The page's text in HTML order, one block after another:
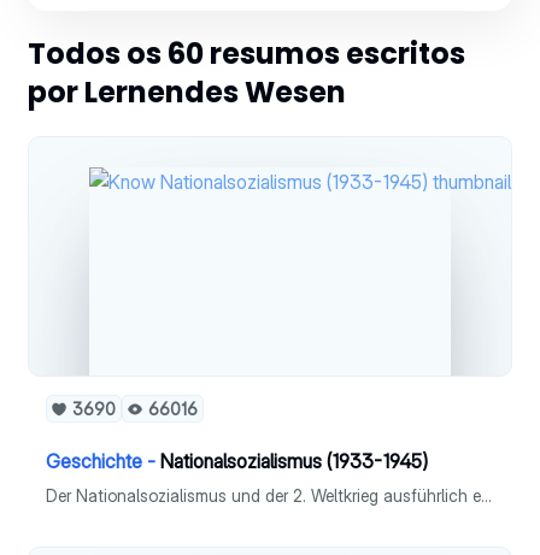
Todos os 60 resumos escritos
por Lernendes Wesen
3690 66016
Geschichte - Nationalsozialismus (1933-1945)
Der Nationalsozialismus und der 2. Weltkrieg ausführlich erklärt. - NSDAP - NS-Ideologie - Machtergreifung - Gleichschaltung - Gesellschaft - Widerstand - Judenverfolgung & Holocaust - Zweiter Weltkrieg - NS-Außenpolitik